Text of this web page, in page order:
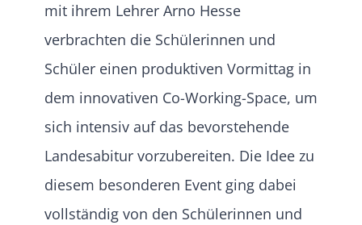
mit ihrem Lehrer Arno Hesse
verbrachten die Schülerinnen und
Schüler einen produktiven Vormittag in
dem innovativen Co-Working-Space, um
sich intensiv auf das bevorstehende
Landesabitur vorzubereiten. Die Idee zu
diesem besonderen Event ging dabei
vollständig von den Schülerinnen und